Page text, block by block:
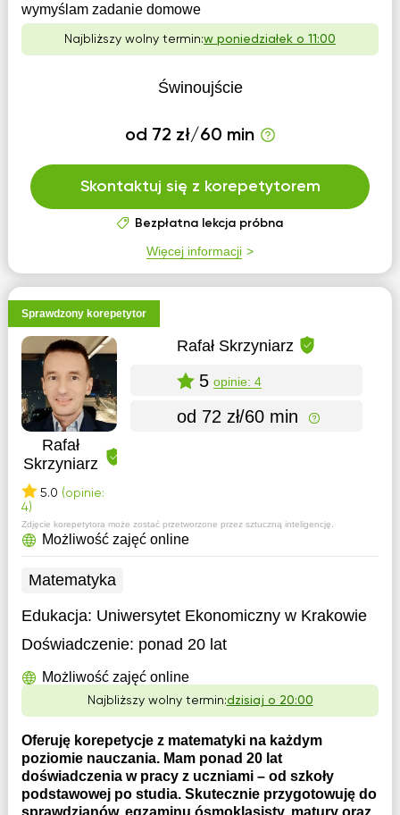
wymyślam zadanie domowe
Najbliższy wolny termin:w poniedziałek o 11:00
Świnoujście
od 72 zł/60 min
Skontaktuj się z korepetytorem
Bezpłatna lekcja próbna
Więcej informacji
Sprawdzony korepetytor
Rafał
Skrzyniarz
5.0 (opinie:
4)
Rafał Skrzyniarz
5 opinie: 4
od 72 zł/60 min
Zdjęcie korepetytora może zostać przetworzone przez sztuczną inteligencję.
Możliwość zajęć online
Matematyka
Edukacja: Uniwersytet Ekonomiczny w Krakowie
Doświadczenie: ponad 20 lat
Możliwość zajęć online
Najbliższy wolny termin:dzisiaj o 20:00
Oferuję korepetycje z matematyki na każdym
poziomie nauczania. Mam ponad 20 lat
doświadczenia w pracy z uczniami – od szkoły
podstawowej po studia. Skutecznie przygotowuję do
sprawdzianów, egzaminu ósmoklasisty, matury oraz